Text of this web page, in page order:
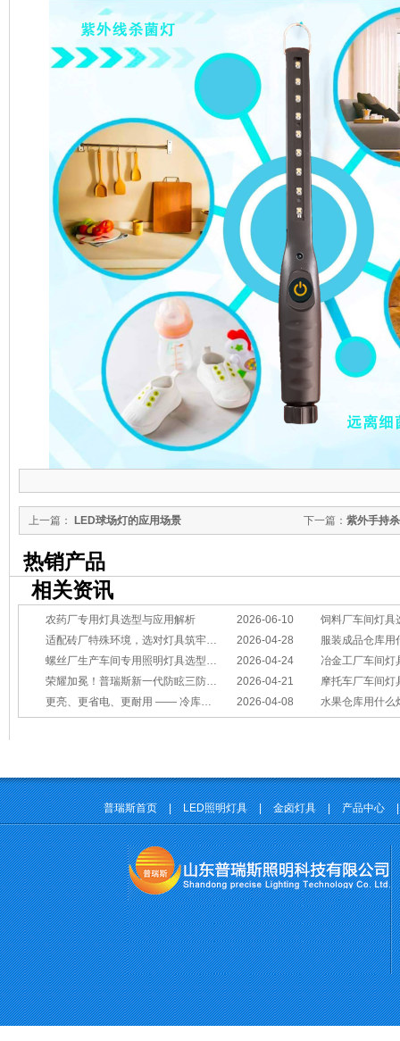
下一篇： 紫外手持
上一篇： LED球场灯的应用场景
热销产品
相关资讯
2026-06-10
农药厂专用灯具选型与应用解析
饲料厂车间灯具
2026-04-28
适配砖厂特殊环境，选对灯具筑牢生产安全线
服装成品仓库用
2026-04-24
螺丝厂生产车间专用照明灯具选型方案
冶金工厂车间灯具选型指南：
2026-04-21
荣耀加冕！普瑞斯新一代防眩三防灯BC-L斩获2026阿拉丁神灯奖
摩托车厂车间灯具怎么选？
2026-04-08
更亮、更省电、更耐用 —— 冷库照明优选 水果仓库用什么
普瑞斯首页 | LED照明灯具 | 金卤灯具 | 产品中心 |